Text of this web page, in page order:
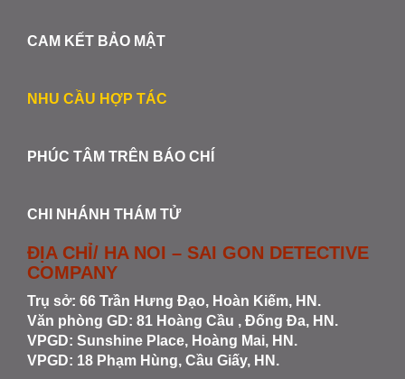
CAM KẾT BẢO MẬT
NHU CẦU HỢP TÁC
PHÚC TÂM TRÊN BÁO CHÍ
CHI NHÁNH THÁM TỬ
ĐỊA CHỈ/ HA NOI – SAI GON DETECTIVE
COMPANY
Trụ sở: 66 Trần Hưng Đạo, Hoàn Kiếm, HN.
Văn phòng GD: 81 Hoàng Cầu , Đống Đa, HN.
VPGD: Sunshine Place, Hoàng Mai, HN.
VPGD: 18 Phạm Hùng, Cầu Giấy, HN.